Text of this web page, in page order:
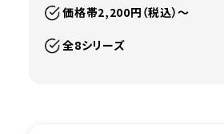
価格帯2,200円（税込）〜
全8シリーズ